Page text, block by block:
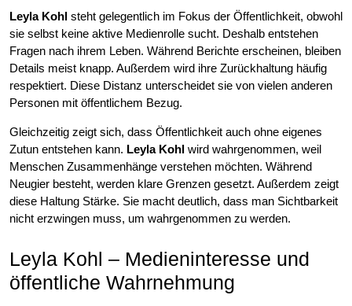
Leyla Kohl steht gelegentlich im Fokus der Öffentlichkeit, obwohl
sie selbst keine aktive Medienrolle sucht. Deshalb entstehen
Fragen nach ihrem Leben. Während Berichte erscheinen, bleiben
Details meist knapp. Außerdem wird ihre Zurückhaltung häufig
respektiert. Diese Distanz unterscheidet sie von vielen anderen
Personen mit öffentlichem Bezug.
Gleichzeitig zeigt sich, dass Öffentlichkeit auch ohne eigenes
Zutun entstehen kann. Leyla Kohl wird wahrgenommen, weil
Menschen Zusammenhänge verstehen möchten. Während
Neugier besteht, werden klare Grenzen gesetzt. Außerdem zeigt
diese Haltung Stärke. Sie macht deutlich, dass man Sichtbarkeit
nicht erzwingen muss, um wahrgenommen zu werden.
Leyla Kohl – Medieninteresse und
öffentliche Wahrnehmung